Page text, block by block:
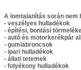
A lomtalanítás során nem
- veszélyes hulladékok
- építési, bontási
- autó és motorkerékpár
- gumiabroncsok
- ipari hulladékok
- állati tetemek
- folyékony hulladékok